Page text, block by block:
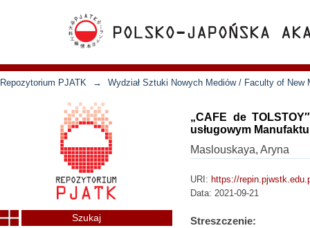
Repozytorium PJATK → Wydział Sztuki Nowych Mediów / Faculty of New
„CAFE de
usługowym
Maslouskaya, Aryna
URI: https://
Data: 2021-09-21
Streszczenie:
Szukaj